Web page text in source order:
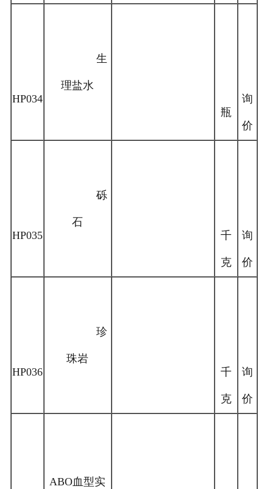
HP034
生
理盐水
瓶
询
价
HP035
砾
石
千
克
询
价
HP036
珍
珠岩
千
克
询
价
ABO血型实